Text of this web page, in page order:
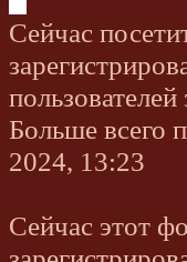
Сейчас
Больше всего
2024, 13:23
Сейчас этот